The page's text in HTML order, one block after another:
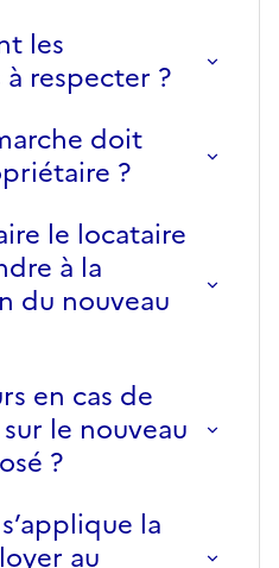
les
respecter ?
doit
?
le locataire
à la
du nouveau
en cas de
le nouveau
?
la
au